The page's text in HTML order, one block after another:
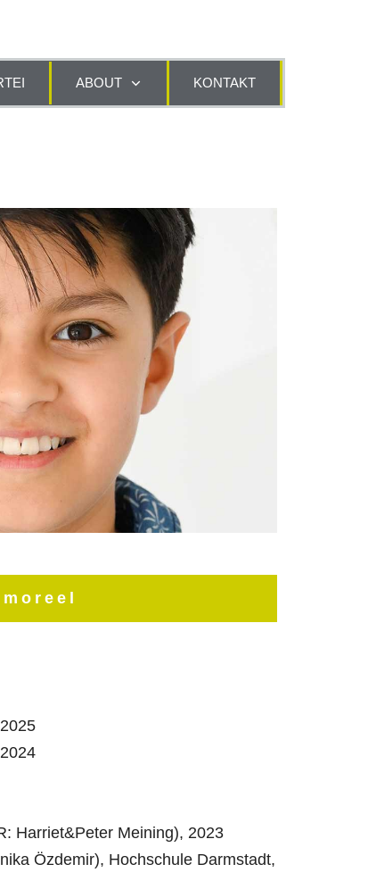
ABOUT KONTAKT
Harriet&Peter Meining), 2023
Özdemir), Hochschule Darmstadt,